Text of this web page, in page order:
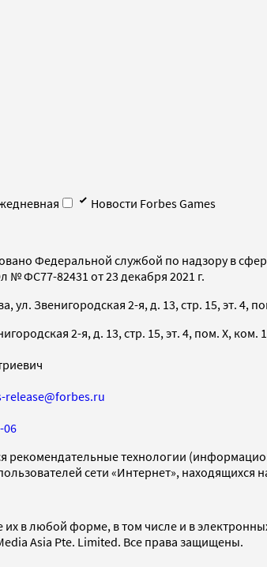
Новости Forbes Games
Федеральной службой по надзору в
№ ФС77-82431 от 23 декабря 2021 г.
ул. Звенигородская 2-я, д. 13, стр. 15, эт. 4,
2-я, д. 13, стр. 15, эт. 4, пом. X, ком. 1
release@forbes.ru
06
технологии
сети «Интернет», находящихся
их в любой форме, в том числе и в
Asia Pte. Limited. Все права защищены.